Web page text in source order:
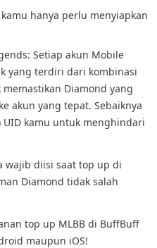
hanya perlu menyiapkan
Setiap akun Mobile
yang terdiri dari kombinasi
Diamond yang
akun yang tepat. Sebaiknya
kamu untuk menghindari
wajib diisi saat top up di
Diamond tidak salah
top up MLBB di BuffBuff
maupun iOS!